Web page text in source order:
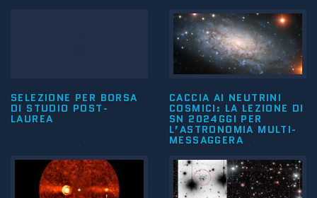
SELEZIONE PER BORSA
DI STUDIO POST-
LAUREA
CACCIA AI NEUTRINI
COSMICI: LA LEZIONE DI
SN 2024GGI PER
L’ASTRONOMIA MULTI-
MESSAGGERA